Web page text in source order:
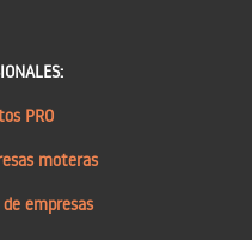
PRO
moteras
empresas